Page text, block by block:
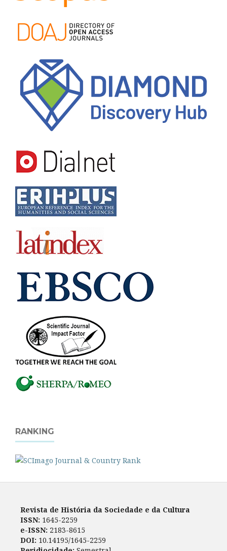
RANKING
Revista de História da Sociedade e da Cultura
ISSN: 1645-2259
e-ISSN: 2183-8615
DOI: 10.14195/1645-2259